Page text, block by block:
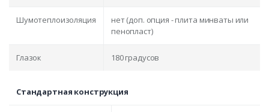
Шумотеплоизоляция
нет (доп. опция - плита минваты или
пенопласт)
Глазок 180 градусов
Стандартная конструкция